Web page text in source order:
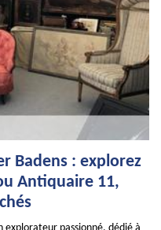
Badens : explorez
Antiquaire 11,